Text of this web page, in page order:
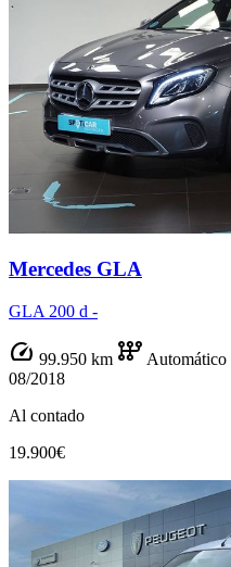
Mercedes GLA
GLA 200 d -
speed 99.950 km auto_transmission Automático
08/2018
Al contado
19.900€